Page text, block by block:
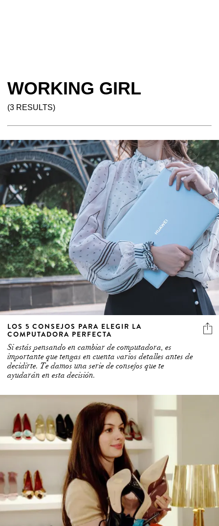
WORKING GIRL
(3 RESULTS)
LOS 5 CONSEJOS PARA ELEGIR LA
COMPUTADORA PERFECTA
Si estás pensando en cambiar de computadora, es
importante que tengas en cuenta varios detalles antes de
decidirte. Te damos una serie de consejos que te
ayudarán en esta decisión.